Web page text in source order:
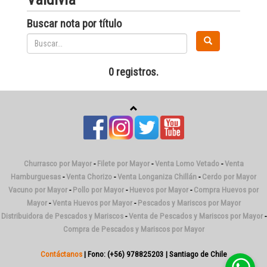
Buscar nota por título
0 registros.
Churrasco por Mayor- Filete por Mayor-Venta Lomo Vetado-Venta
Hamburguesas -Venta Chorizo -Venta Longaniza Chillán - Cerdo por Mayor
Vacuno por Mayor - Pollo por Mayor - Huevos por Mayor - Compra Huevos por
Mayor-Venta Huevos por Mayor- Pescados y Mariscos por Mayor
Distribuidora de Pescados y Mariscos-Venta de Pescados y Mariscos por Mayor-
Compra de Pescados y Mariscos por Mayor
Contáctanos| Fono: (+56) 978825203 | Santiago de Chile